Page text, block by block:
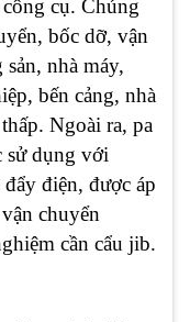
cụ. Chúng
bốc dỡ, vận
nhà máy,
bến cảng, nhà
Ngoài ra, pa
sử dụng với
điện, được áp
chuyển
cần cẩu jib.